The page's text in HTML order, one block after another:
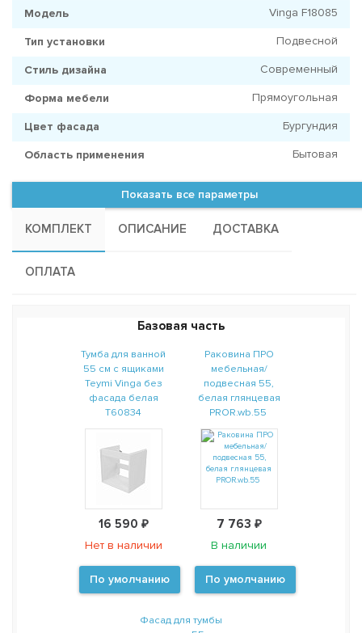
Модель Vinga F18085
Тип установки Подвесной
Стиль дизайна Современный
Форма мебели Прямоугольная
Цвет фасада Бургундия
Область применения Бытовая
Показать все параметры
КОМПЛЕКТ ОПИСАНИЕ ДОСТАВКА
ОПЛАТА
Базовая часть
Тумба для ванной
55 см с ящиками
Teymi Vinga без
фасада белая
T60834
16 590 ₽
Нет в наличии
По умолчанию
Раковина ПРО
мебельная/
подвесная 55,
белая глянцевая
PROR.wb.55
7 763 ₽
В наличии
По умолчанию
Фасад для тумбы